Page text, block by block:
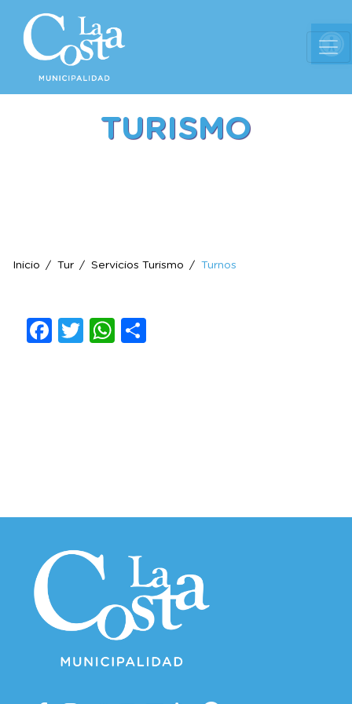
TURISMO
Inicio Tur Servicios Turismo Turnos
Facebook
TwitterWhatsApp